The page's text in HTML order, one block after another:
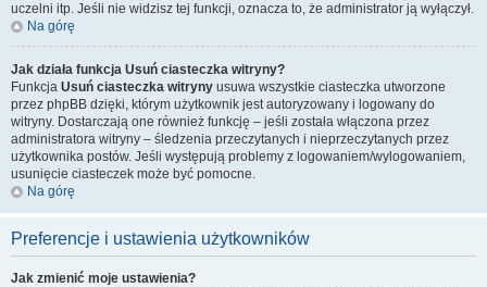
uczelni itp. Jeśli nie widzisz tej funkcji, oznacza to, że administrator ją wyłączył.
Na górę
Jak działa funkcja Usuń ciasteczka witryny?
Funkcja Usuń ciasteczka witryny usuwa wszystkie ciasteczka utworzone
przez phpBB dzięki, którym użytkownik jest autoryzowany i logowany do
witryny. Dostarczają one również funkcję – jeśli została włączona przez
administratora witryny – śledzenia przeczytanych i nieprzeczytanych przez
użytkownika postów. Jeśli występują problemy z logowaniem/wylogowaniem,
usunięcie ciasteczek może być pomocne.
Na górę
Preferencje i ustawienia użytkowników
Jak zmienić moje ustawienia?